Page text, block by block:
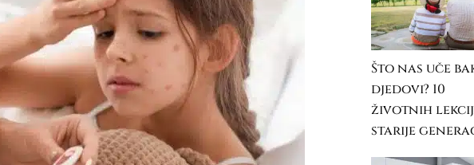
Što nas uče
djedovi? 10
životnih
starije